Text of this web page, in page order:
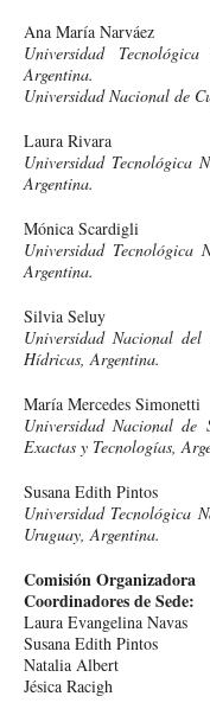
Ana María Narváez
Universidad
Argentina.
Universidad Nacional de
Laura Rivara
Universidad Tecnológica
Argentina.
Mónica Scardigli
Universidad Tecnológica
Argentina.
Silvia Seluy
Universidad Nacional
Hídricas, Argentina.
María Mercedes Simonetti
Universidad Nacional de
Exactas y Tecnologías,
Susana Edith Pintos
Universidad Tecnológica
Uruguay, Argentina.
Comisión Organizadora
Coordinadores de Sede:
Laura Evangelina Navas
Susana Edith Pintos
Natalia Albert
Jésica Racigh